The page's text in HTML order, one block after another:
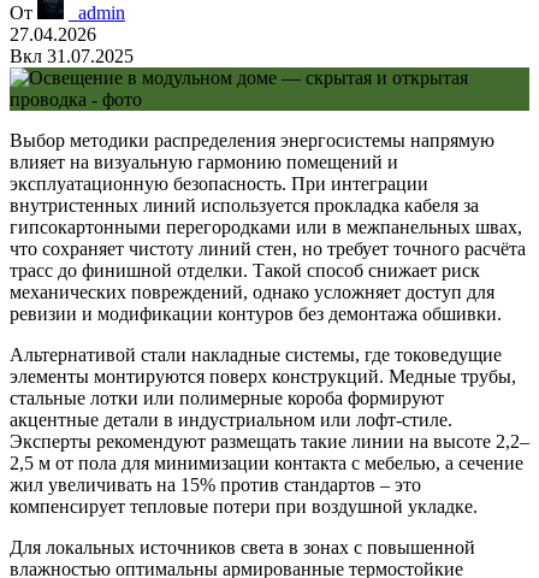
От
_admin
27.04.2026
Вкл 31.07.2025
Выбор методики распределения энергосистемы напрямую
влияет на визуальную гармонию помещений и
эксплуатационную безопасность. При интеграции
внутристенных линий используется прокладка кабеля за
гипсокартонными перегородками или в межпанельных швах,
что сохраняет чистоту линий стен, но требует точного расчёта
трасс до финишной отделки. Такой способ снижает риск
механических повреждений, однако усложняет доступ для
ревизии и модификации контуров без демонтажа обшивки.
Альтернативой стали накладные системы, где токоведущие
элементы монтируются поверх конструкций. Медные трубы,
стальные лотки или полимерные короба формируют
акцентные детали в индустриальном или лофт-стиле.
Эксперты рекомендуют размещать такие линии на высоте 2,2–
2,5 м от пола для минимизации контакта с мебелью, а сечение
жил увеличивать на 15% против стандартов – это
компенсирует тепловые потери при воздушной укладке.
Для локальных источников света в зонах с повышенной
влажностью оптимальны армированные термостойкие